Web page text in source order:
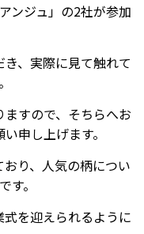
ンジュ」の2社が参加
、実際に見て触れて
ますので、そちらへお
申し上げます。
り、人気の柄につい
です。
を迎えられるように